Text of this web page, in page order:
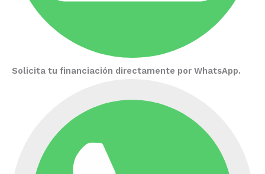
Solicita tu financiación directamente por WhatsApp.